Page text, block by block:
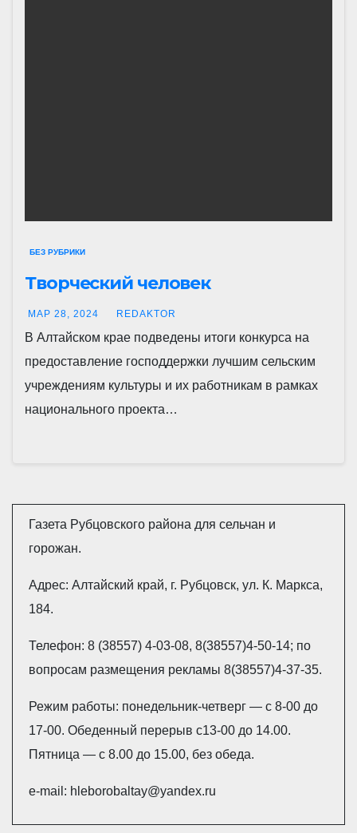
БЕЗ РУБРИКИ
Творческий человек
МАР 28, 2024 REDAKTOR
В Алтайском крае подведены итоги конкурса на
предоставление господдержки лучшим сельским
учреждениям культуры и их работникам в рамках
национального проекта…
Газета Рубцовского района для сельчан и
горожан.
Адрес: Алтайский край, г. Рубцовск, ул. К. Маркса,
184.
Телефон: 8 (38557) 4-03-08, 8(38557)4-50-14; по
вопросам размещения рекламы 8(38557)4-37-35.
Режим работы: понедельник-четверг — с 8-00 до
17-00. Обеденный перерыв с13-00 до 14.00.
Пятница — с 8.00 до 15.00, без обеда.
e-mail: hleborobaltay@yandex.ru